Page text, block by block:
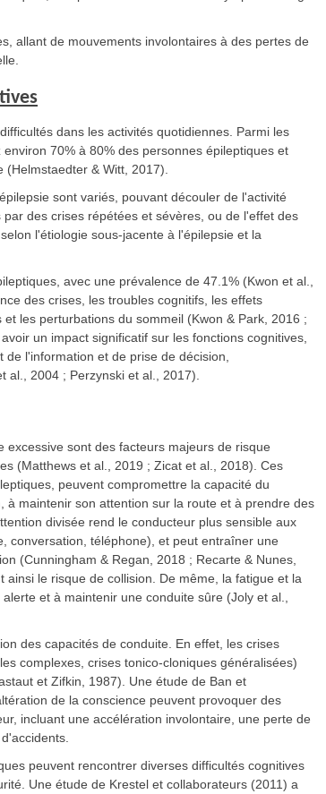
allant de mouvements involontaires à des pertes de
dans les activités quotidiennes. Parmi les
70% à 80% des personnes épileptiques et
& Witt, 2017).
sont variés, pouvant découler de l'activité
des crises répétées et sévères, ou de l'effet des
l'étiologie sous-jacente à l'épilepsie et la
avec une prévalence de 47.1% (Kwon et al.,
des crises, les troubles cognitifs, les effets
les perturbations du sommeil (Kwon & Park, 2016 ;
un impact significatif sur les fonctions cognitives,
l'information et de prise de décision,
al., 2004 ; Perzynski et al., 2017).
sont des facteurs majeurs de risque
(Matthews et al., 2019 ; Zicat et al., 2018). Ces
peuvent compromettre la capacité du
maintenir son attention sur la route et à prendre des
divisée rend le conducteur plus sensible aux
conversation, téléphone), et peut entraîner une
(Cunningham & Regan, 2018 ; Recarte & Nunes,
le risque de collision. De même, la fatigue et la
et à maintenir une conduite sûre (Joly et al.,
des capacités de conduite. En effet, les crises
complexes, crises tonico-cloniques généralisées)
et Zifkin, 1987). Une étude de Ban et
de la conscience peuvent provoquer des
incluant une accélération involontaire, une perte de
peuvent rencontrer diverses difficultés cognitives
Une étude de Krestel et collaborateurs (2011) a